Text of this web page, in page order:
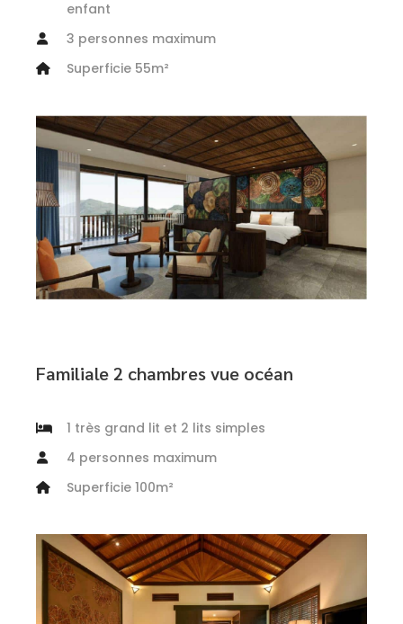
enfant
3 personnes maximum
Superficie 55m²
Familiale 2 chambres vue océan
1 très grand lit et 2 lits simples
4 personnes maximum
Superficie 100m²